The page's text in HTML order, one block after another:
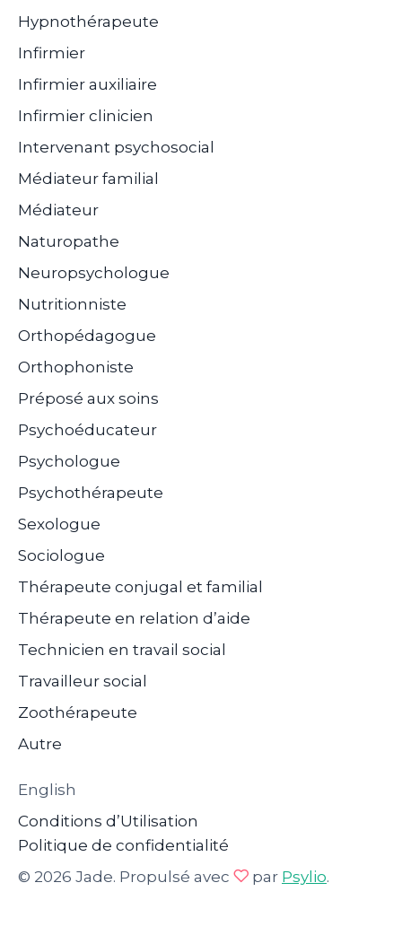
Hypnothérapeute
Infirmier
Infirmier auxiliaire
Infirmier clinicien
Intervenant psychosocial
Médiateur familial
Médiateur
Naturopathe
Neuropsychologue
Nutritionniste
Orthopédagogue
Orthophoniste
Préposé aux soins
Psychoéducateur
Psychologue
Psychothérapeute
Sexologue
Sociologue
Thérapeute conjugal et familial
Thérapeute en relation d’aide
Technicien en travail social
Travailleur social
Zoothérapeute
Autre
English
Conditions d’Utilisation
Politique de confidentialité
© 2026 Jade. Propulsé avec
par Psylio.